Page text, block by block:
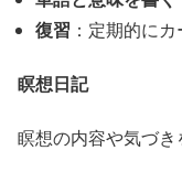
復習 ：定期的に
瞑想日記
瞑想の内容や気づき